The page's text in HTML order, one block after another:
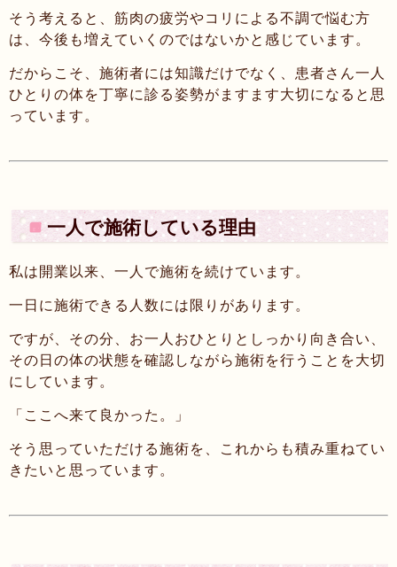
そう考えると、筋肉の疲労やコリによる不調で悩む方
は、今後も増えていくのではないかと感じています。
だからこそ、施術者には知識だけでなく、患者さん一人
ひとりの体を丁寧に診る姿勢がますます大切になると思
っています。
一人で施術している理由
私は開業以来、一人で施術を続けています。
一日に施術できる人数には限りがあります。
ですが、その分、お一人おひとりとしっかり向き合い、
その日の体の状態を確認しながら施術を行うことを大切
にしています。
「ここへ来て良かった。」
そう思っていただける施術を、これからも積み重ねてい
きたいと思っています。